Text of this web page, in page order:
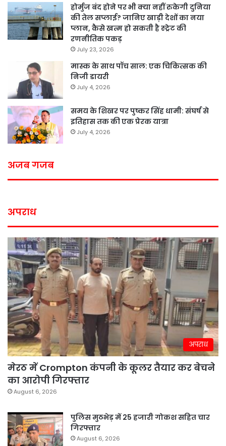
होर्मुज बंद होने पर भी क्या नहीं रुकेगी दुनिया
की तेल सप्लाई? जानिए खाड़ी देशों का नया
प्लान, कैसे खत्म हो सकती है स्ट्रेट की
रणनीतिक पकड़
July 23, 2026
मास्क के साथ पॉच साल: एक चिकित्सक की
निजी डायरी
July 4, 2026
समय के शिखर पर पुष्कर सिंह धामी: संघर्ष से
इतिहास तक की एक प्रेरक यात्रा
July 4, 2026
अजब गजब
अपराध
अपराध
मेरठ में Crompton कंपनी के कूलर तैयार कर बेचने
का आरोपी गिरफ्तार
August 6, 2026
पुलिस मुठभेड़ में 25 हजारी गोकश सहित चार
गिरफ्तार
August 6, 2026